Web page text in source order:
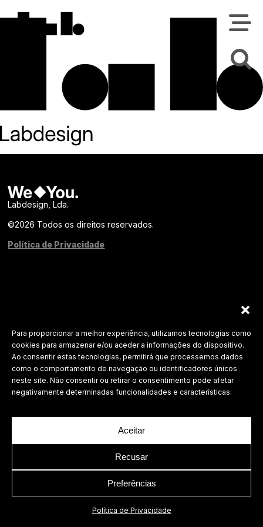
Para proporcionar a melhor experiência, utilizamos tecnologias como
cookies para armazenar e/ou aceder a informações do dispositivo.
Ao consentir estas tecnologias, permitirá que processemos dados
como o comportamento de navegação ou identificadores únicos
neste site. Não consentir ou retirar o consentimento pode afetar
negativamente determinadas funcionalidades e características.
Aceitar
Recusar
Preferências
Política de Privacidade
Labdesign, Lda.
©2026 Todos os direitos reservados.
Política de Privacidade